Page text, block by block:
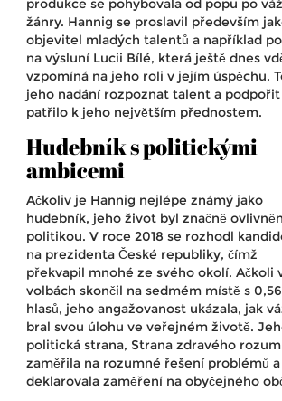
produkce se pohybovala od popu po
žánry. Hannig se proslavil především
objevitel mladých talentů a například
na výsluní Lucii Bílé, která ještě dnes
vzpomíná na jeho roli v jejím úspěchu.
jeho nadání rozpoznat talent a
patřilo k jeho největším přednostem.
Hudebník s politickými
ambicemi
Ačkoliv je Hannig nejlépe známý jako
hudebník, jeho život byl značně
politikou. V roce 2018 se rozhodl
na prezidenta České republiky, čímž
překvapil mnohé ze svého okolí. Ačkoli
volbách skončil na sedmém místě s 0,56
hlasů, jeho angažovanost ukázala, jak
bral svou úlohu ve veřejném životě.
politická strana, Strana zdravého
zaměřila na rozumné řešení problémů a
deklarovala zaměření na obyčejného